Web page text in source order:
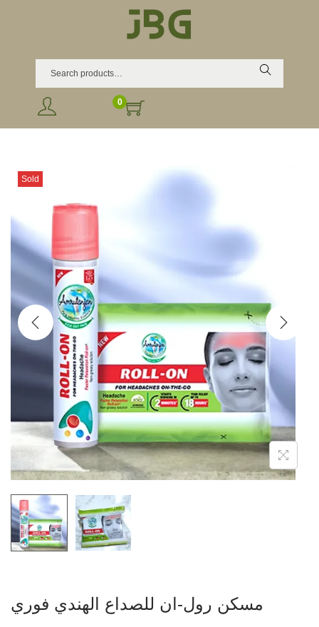
Search
0
Sold
مسكن رول-ان للصداع الهندي فوري